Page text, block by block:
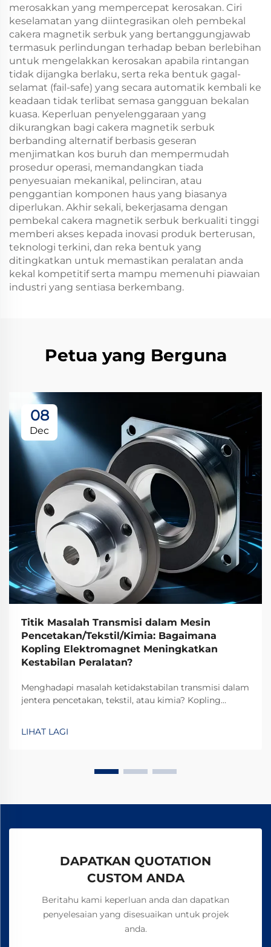
merosakkan yang mempercepat kerosakan. Ciri
keselamatan yang diintegrasikan oleh pembekal
cakera magnetik serbuk yang bertanggungjawab
termasuk perlindungan terhadap beban berlebihan
untuk mengelakkan kerosakan apabila rintangan
tidak dijangka berlaku, serta reka bentuk gagal-
selamat (fail-safe) yang secara automatik kembali ke
keadaan tidak terlibat semasa gangguan bekalan
kuasa. Keperluan penyelenggaraan yang
dikurangkan bagi cakera magnetik serbuk
berbanding alternatif berbasis geseran
menjimatkan kos buruh dan mempermudah
prosedur operasi, memandangkan tiada
penyesuaian mekanikal, pelinciran, atau
penggantian komponen haus yang biasanya
diperlukan. Akhir sekali, bekerjasama dengan
pembekal cakera magnetik serbuk berkualiti tinggi
memberi akses kepada inovasi produk berterusan,
teknologi terkini, dan reka bentuk yang
ditingkatkan untuk memastikan peralatan anda
kekal kompetitif serta mampu memenuhi piawaian
industri yang sentiasa berkembang.
Petua yang Berguna
08
Dec
Titik Masalah Transmisi dalam Mesin
Pencetakan/Tekstil/Kimia: Bagaimana
Kopling Elektromagnet Meningkatkan
Kestabilan Peralatan?
Menghadapi masalah ketidakstabilan transmisi dalam
jentera pencetakan, tekstil, atau kimia? Kopling
memastikan keselamatan tanpa asbes. Ketahui
LIHAT LAGI
DAPATKAN QUOTATION
CUSTOM ANDA
Beritahu kami keperluan anda dan dapatkan
penyelesaian yang disesuaikan untuk projek
anda.